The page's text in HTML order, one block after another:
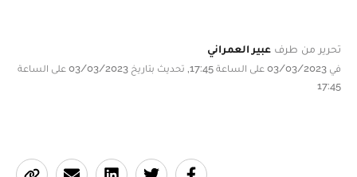
تحرير من طرف عبير العمراني
في 03/03/2023 على الساعة 17:45, تحديث بتاريخ 03/03/2023 على الساعة
17:45